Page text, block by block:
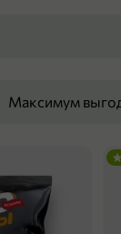
Максимум